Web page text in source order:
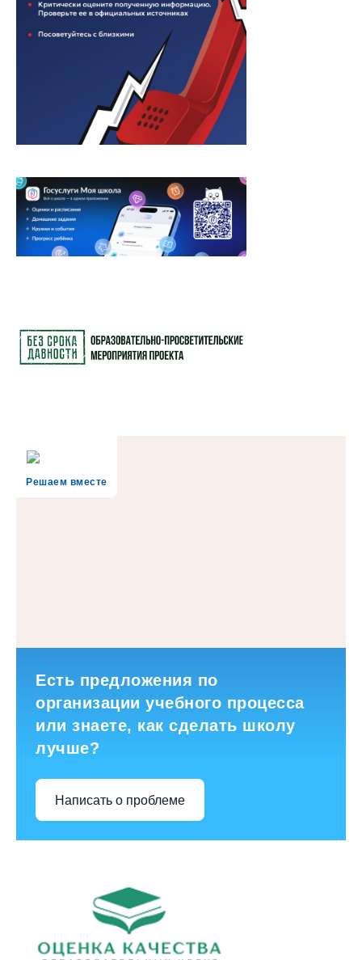
Решаем вместе
Есть предложения по
организации учебного процесса
или знаете, как сделать школу
лучше?
Написать о проблеме